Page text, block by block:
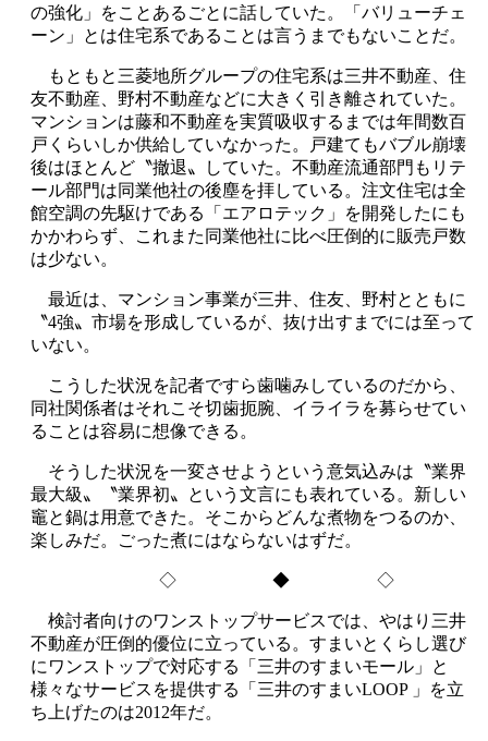
の強化」をことあるごとに話していた。「バリューチェ
ーン」とは住宅系であることは言うまでもないことだ。
もともと三菱地所グループの住宅系は三井不動産、住
友不動産、野村不動産などに大きく引き離されていた。
マンションは藤和不動産を実質吸収するまでは年間数百
戸くらいしか供給していなかった。戸建てもバブル崩壊
後はほとんど〝撤退〟していた。不動産流通部門もリテ
ール部門は同業他社の後塵を拝している。注文住宅は全
館空調の先駆けである「エアロテック」を開発したにも
かかわらず、これまた同業他社に比べ圧倒的に販売戸数
は少ない。
最近は、マンション事業が三井、住友、野村とともに
〝4強〟市場を形成しているが、抜け出すまでには至って
いない。
こうした状況を記者ですら歯噛みしているのだから、
同社関係者はそれこそ切歯扼腕、イライラを募らせてい
ることは容易に想像できる。
そうした状況を一変させようという意気込みは〝業界
最大級〟〝業界初〟という文言にも表れている。新しい
竈と鍋は用意できた。そこからどんな煮物をつるのか、
楽しみだ。ごった煮にはならないはずだ。
◇ ◆ ◇
検討者向けのワンストップサービスでは、やはり三井
不動産が圧倒的優位に立っている。すまいとくらし選び
にワンストップで対応する「三井のすまいモール」と
様々なサービスを提供する「三井のすまいLOOP 」を立
ち上げたのは2012年だ。